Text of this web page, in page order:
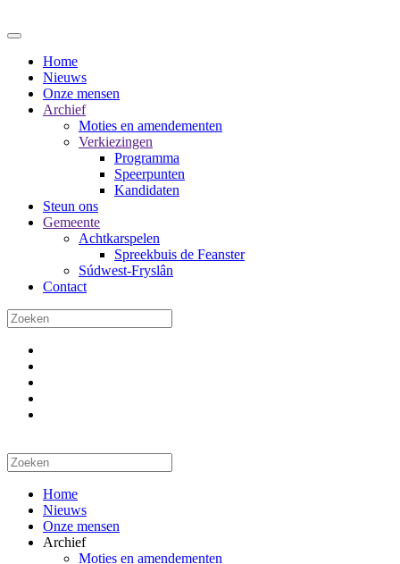
Home
Nieuws
Onze mensen
Archief
Moties en amendementen
Verkiezingen
Programma
Speerpunten
Kandidaten
Steun ons
Gemeente
Achtkarspelen
Spreekbuis de Feanster
Súdwest-Fryslân
Contact
Home
Nieuws
Onze mensen
Archief
Moties en amendementen